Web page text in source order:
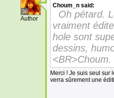
36
Author
Choum_n said:
Oh pétard.
vraiment
hole sont
dessins,
<BR>Choum.
Merci ! Je suis seul sur
verra sûrement une